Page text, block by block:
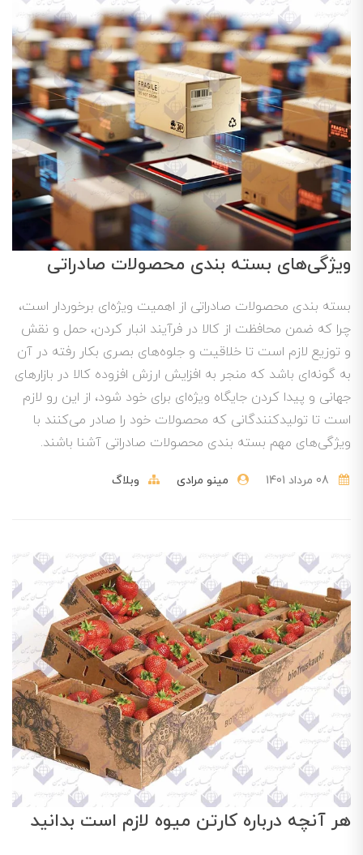
ویژگی‌های بسته بندی محصولات صادراتی
بسته بندی محصولات صادراتی از اهمیت ویژه‌ای برخوردار است،
چرا که ضمن محافظت از کالا در فرآیند انبار کردن، حمل و نقش
و توزیع لازم است تا خلاقیت و جلوه‌های بصری بکار رفته در آن
به گونه‌ای باشد که منجر به افزایش ارزش افزوده کالا در بازارهای
جهانی و پیدا کردن جایگاه ویژه‌ای برای خود شود، از این رو لازم
است تا تولیدکنندگانی که محصولات خود را صادر می‌کنند با
ویژگی‌های مهم بسته بندی محصولات صادراتی آشنا باشند.
مینو مرادی وبلاگ
هر آنچه درباره کارتن میوه لازم است بدانید